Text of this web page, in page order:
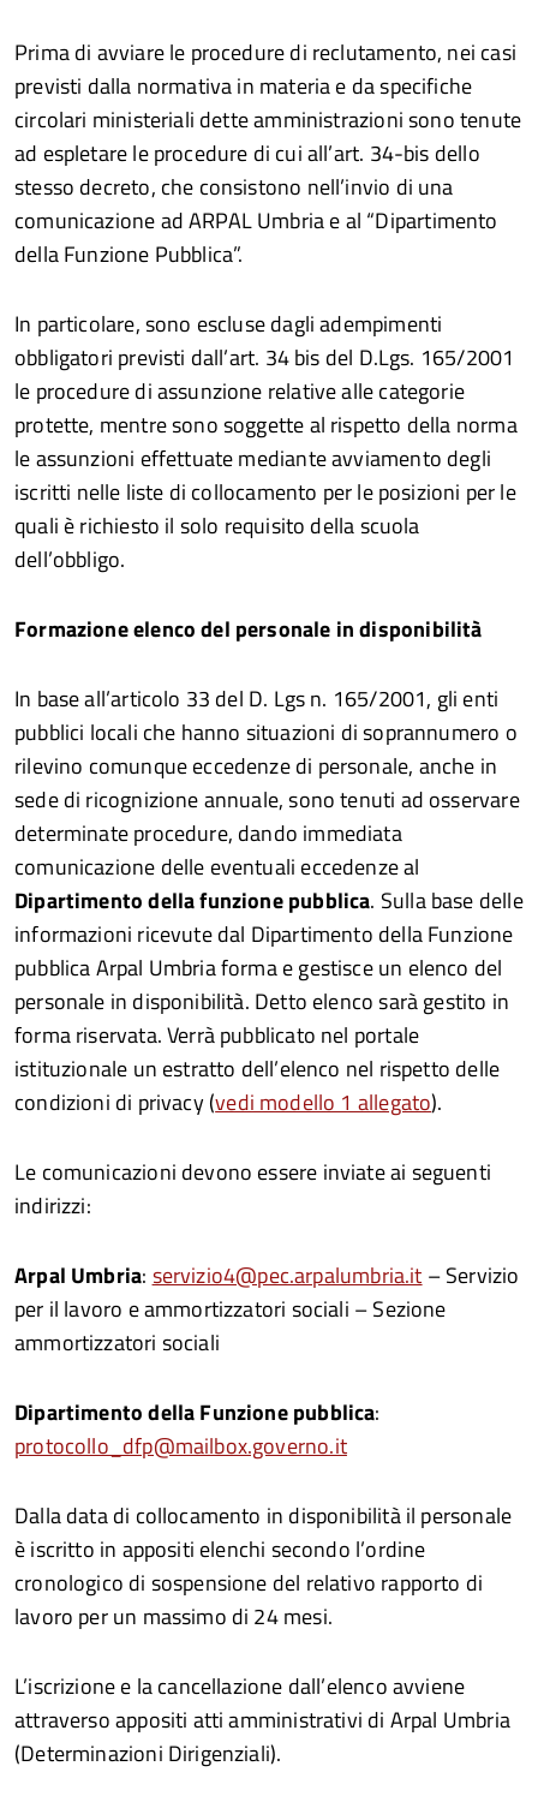
Prima di avviare le procedure di reclutamento, nei casi
previsti dalla normativa in materia e da specifiche
circolari ministeriali dette amministrazioni sono tenute
ad espletare le procedure di cui all’art. 34-bis dello
stesso decreto, che consistono nell’invio di una
comunicazione ad ARPAL Umbria e al “Dipartimento
della Funzione Pubblica”.
In particolare, sono escluse dagli adempimenti
obbligatori previsti dall’art. 34 bis del D.Lgs. 165/2001
le procedure di assunzione relative alle categorie
protette, mentre sono soggette al rispetto della norma
le assunzioni effettuate mediante avviamento degli
iscritti nelle liste di collocamento per le posizioni per le
quali è richiesto il solo requisito della scuola
dell’obbligo.
Formazione elenco del personale in disponibilità
In base all’articolo 33 del D. Lgs n. 165/2001, gli enti
pubblici locali che hanno situazioni di soprannumero o
rilevino comunque eccedenze di personale, anche in
sede di ricognizione annuale, sono tenuti ad osservare
determinate procedure, dando immediata
comunicazione delle eventuali eccedenze al
Dipartimento della funzione pubblica. Sulla base delle
informazioni ricevute dal Dipartimento della Funzione
pubblica Arpal Umbria forma e gestisce un elenco del
personale in disponibilità. Detto elenco sarà gestito in
forma riservata. Verrà pubblicato nel portale
istituzionale un estratto dell’elenco nel rispetto delle
condizioni di privacy (vedi modello 1 allegato).
Le comunicazioni devono essere inviate ai seguenti
indirizzi:
Arpal Umbria: servizio4@pec.arpalumbria.it – Servizio
per il lavoro e ammortizzatori sociali – Sezione
ammortizzatori sociali
Dipartimento della Funzione pubblica:
protocollo_dfp@mailbox.governo.it
Dalla data di collocamento in disponibilità il personale
è iscritto in appositi elenchi secondo l’ordine
cronologico di sospensione del relativo rapporto di
lavoro per un massimo di 24 mesi.
L’iscrizione e la cancellazione dall’elenco avviene
attraverso appositi atti amministrativi di Arpal Umbria
(Determinazioni Dirigenziali).